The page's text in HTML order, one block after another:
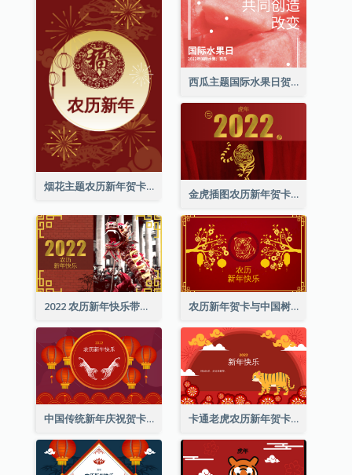
烟花主题农历新年贺卡
西瓜主题国际水果日贺卡
金虎插图农历新年贺卡
2022 农历新年快乐带照片贺卡 农历新年贺卡与中国树插图
中国传统新年庆祝贺卡 卡通老虎农历新年贺卡